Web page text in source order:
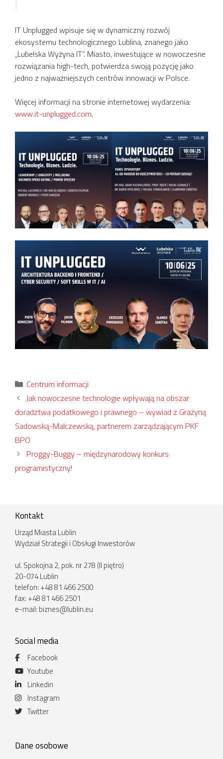
IT Unplugged wpisuje się w dynamiczny rozwój
ekosystemu technologicznego Lublina, znanego jako
„Lubelska Wyżyna IT”. Miasto, inwestujące w nowoczesne
rozwiązania high-tech, potwierdza swoją pozycję jako
jedno z najważniejszych centrów innowacji w Polsce.
Więcej informacji na stronie internetowej wydarzenia:
www.it-unplugged.com.
Kategorie
Centrum informacji
Jak nowoczesne technologie wpływają na obszar
doradztwa podatkowego i prawnego – wywiad z Grażyną
Sadowską-Malczewską, partnerem zarządzającym PKF
BPO
Proggy-Buggy – międzynarodowy konkurs
programistyczny!
Kontakt
Urząd Miasta Lublin
Wydział Strategii i Obsługi Inwestorów
ul. Spokojna 2, pok. nr 278 (II piętro)
20-074 Lublin
telefon: +48 81 466 2500
fax: +48 81 466 2501
e-mail: biznes@lublin.eu
Social media
Facebook
Youtube
Linkedin
Instagram
Twitter
Dane osobowe